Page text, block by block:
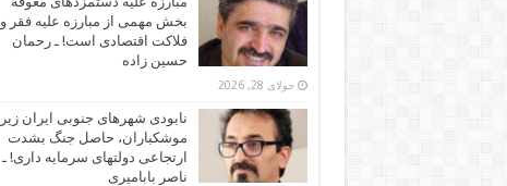
بخش مهمی از مبارزه علیه فقر و
فلاکت اقتصادی است! ـ رحمان
حسین زاده
جولای 28, 2026
نابودی شهرهای جنوبی ایران زیر
موشکباران، حاصل جنگ بشدت
ارتجاعی دولتهای سرمایه داری! ـ
ناصر بابامیری